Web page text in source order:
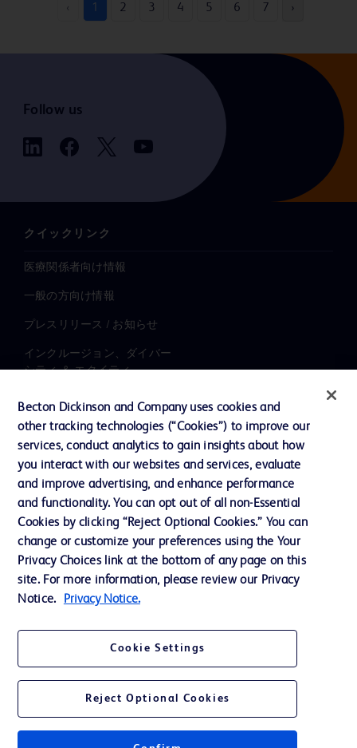
‹ 1 2 3 4 5 6 7 ›
Follow us
クイックリンク
医療関係者向け情報
一般の方向け情報
プレスリリース / お知らせ
インクルージョン、ダイバー
シティ ＆ エクイティ
会社案内
お問い合わせ
Cookie Preferences
プライバシーポリシー
ご利用規約
Becton, Dickinson and Company. All other trademarks are the property of
their respective owners.
Becton Dickinson and Company uses cookies and
other tracking technologies (“Cookies”) to improve our
services, conduct analytics to gain insights about how
you interact with our websites and services, evaluate
and improve advertising, and enhance performance
and functionality. You can opt out of all non-Essential
Cookies by clicking “Reject Optional Cookies.” You can
change or customize your preferences using the Your
Privacy Choices link at the bottom of any page on this
site. For more information, please review our Privacy
Notice.
Privacy Notice.
Cookie Settings
Reject Optional Cookies